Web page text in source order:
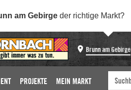
am Gebirge der richtige Markt?
Brunn am Gebirge
PROJEKTE MEIN MARKT